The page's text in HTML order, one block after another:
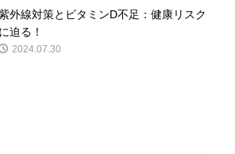
外線対策とビタミンD不足：健康リスク
に迫る！
2024.07.30